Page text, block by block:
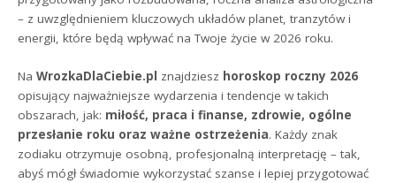
– z uwzględnieniem kluczowych układów planet, tranzytów i
energii, które będą wpływać na Twoje życie w 2026 roku.
NaWrozkaDlaCiebie.pl znajdziesz horoskop roczny 2026
opisujący najważniejsze wydarzenia i tendencje w takich
obszarach, jak: miłość, praca i finanse, zdrowie, ogólne
przesłanie roku oraz ważne ostrzeżenia. Każdy znak
zodiaku otrzymuje osobną, profesjonalną interpretację – tak,
abyś mógł świadomie wykorzystać szanse i lepiej przygotować